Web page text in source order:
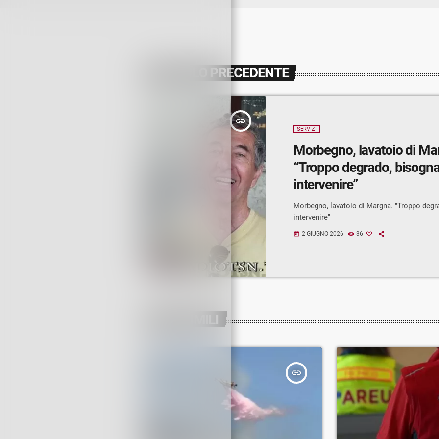
ARTICOLO PRECEDENTE
insert_link
SERVIZI
Morbegno, lavatoio di
“Troppo degrado,
intervenire”
Morbegno, lavatoio di Margna. "Troppo
intervenire"
today 2 GIUGNO 2026 36
POST SIMILI
insert_link